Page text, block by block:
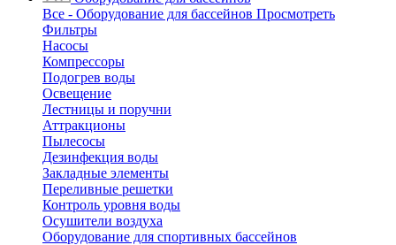
Все - Оборудование для бассейнов Просмотреть
Фильтры
Насосы
Компрессоры
Подогрев воды
Освещение
Лестницы и поручни
Аттракционы
Пылесосы
Дезинфекция воды
Закладные элементы
Переливные решетки
Контроль уровня воды
Осушители воздуха
Оборудование для спортивных бассейнов